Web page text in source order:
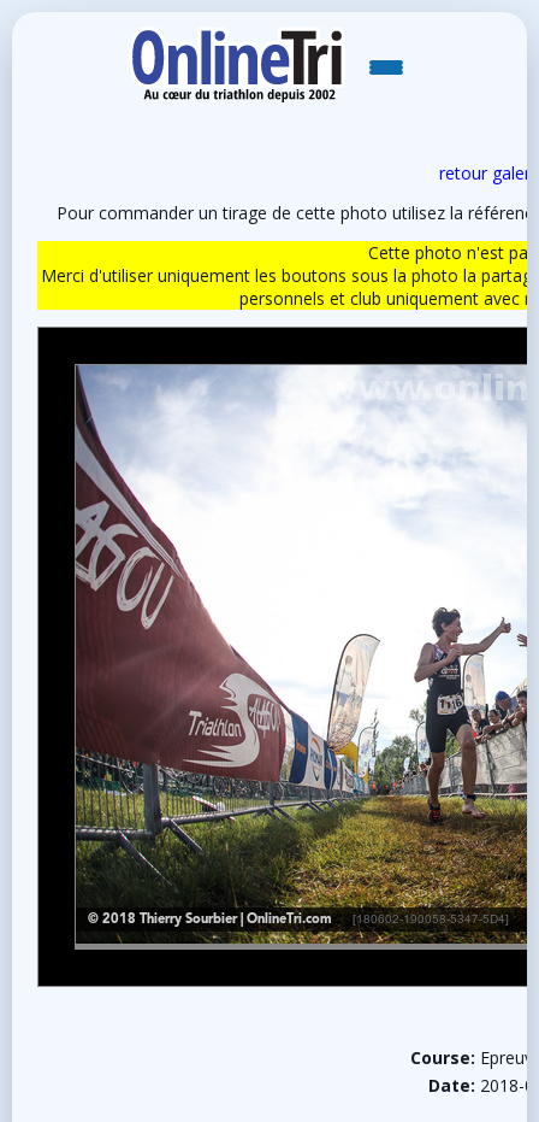
retour
Pour commander un tirage de cette photo utilisez la
Cette photo n'est
Merci d'utiliser uniquement les boutons sous la photo la
personnels et club uniquement avec
Course:
Date: 2018-